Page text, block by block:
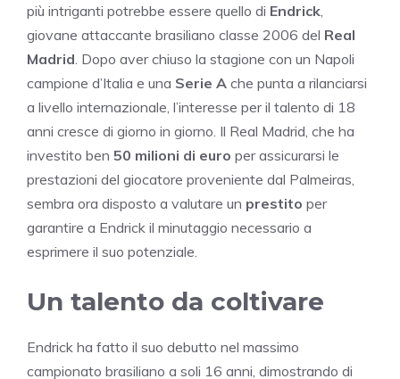
più intriganti potrebbe essere quello di Endrick
giovane attaccante brasiliano classe 2006 del Real
Madrid . Dopo aver chiuso la stagione con un Napoli
campione d’Italia e una Serie A che punta a rilanciarsi
a livello internazionale, l’interesse per il talento di 18
anni cresce di giorno in giorno. Il Real Madrid, che ha
investito ben 50 milioni di euro per assicurarsi le
prestazioni del giocatore proveniente dal Palmeiras,
sembra ora disposto a valutare un prestito per
garantire a Endrick il minutaggio necessario a
esprimere il suo potenziale.
Un talento da coltivare
Endrick ha fatto il suo debutto nel massimo
campionato brasiliano a soli 16 anni, dimostrando di